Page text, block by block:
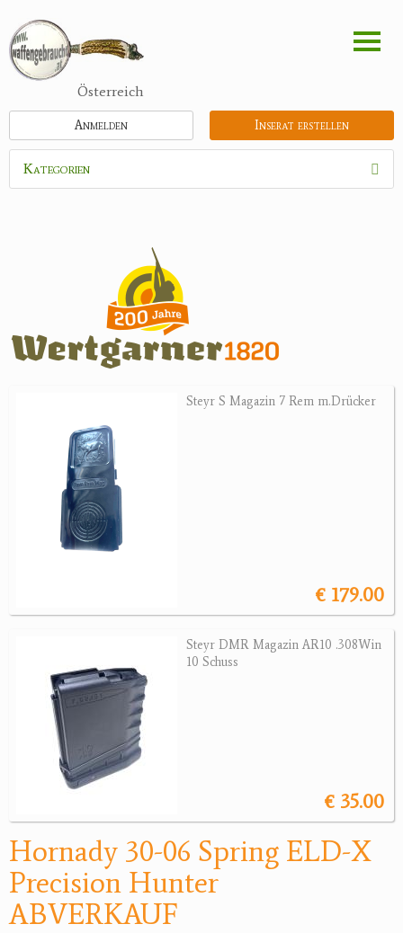
zum
Inhalt
Österreich
Inserat erstellen
Anmelden
Kategorien
Schrotmunition
Büchsenpatronen
Faustfeuerwaffen
Randfeuerwaffen
Bogensport
Zubehör
Antikes
Geschenke
Reviereinrichtungen
Steyr S Magazin 7 Rem m.Drücker
€ 179.00
Steyr DMR Magazin AR10 .308Win
10 Schuss
€ 35.00
Hornady 30-06 Spring ELD-X
Precision Hunter
ABVERKAUF